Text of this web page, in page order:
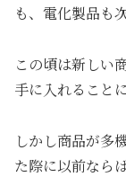
も、電化製品も
この頃は新しい
手に入れること
しかし商品が多
た際に以前なら